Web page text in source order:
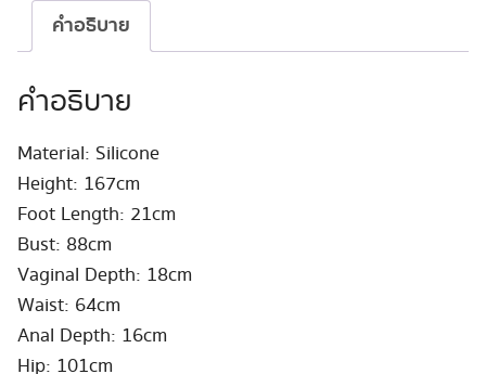
167cm
#S37คำอธิบาย
คำอธิบาย
Material: Silicone
Height: 167cm
Foot Length: 21cm
Bust: 88cm
Vaginal Depth: 18cm
Waist: 64cm
Anal Depth: 16cm
Hip: 101cm